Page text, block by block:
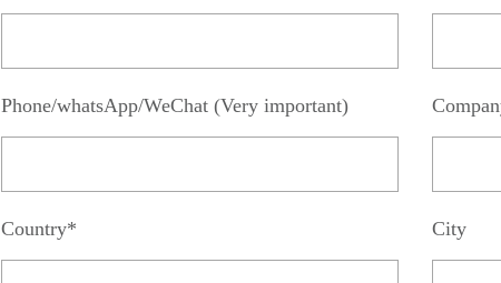
Phone/whatsApp/WeChat (Very important)
Country* City